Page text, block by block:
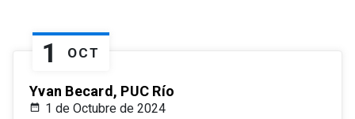
1 OCT
Yvan Becard, PUC Río
1 de Octubre de 2024